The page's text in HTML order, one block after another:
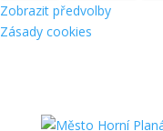
Zobrazit předvolby
Zásady cookies